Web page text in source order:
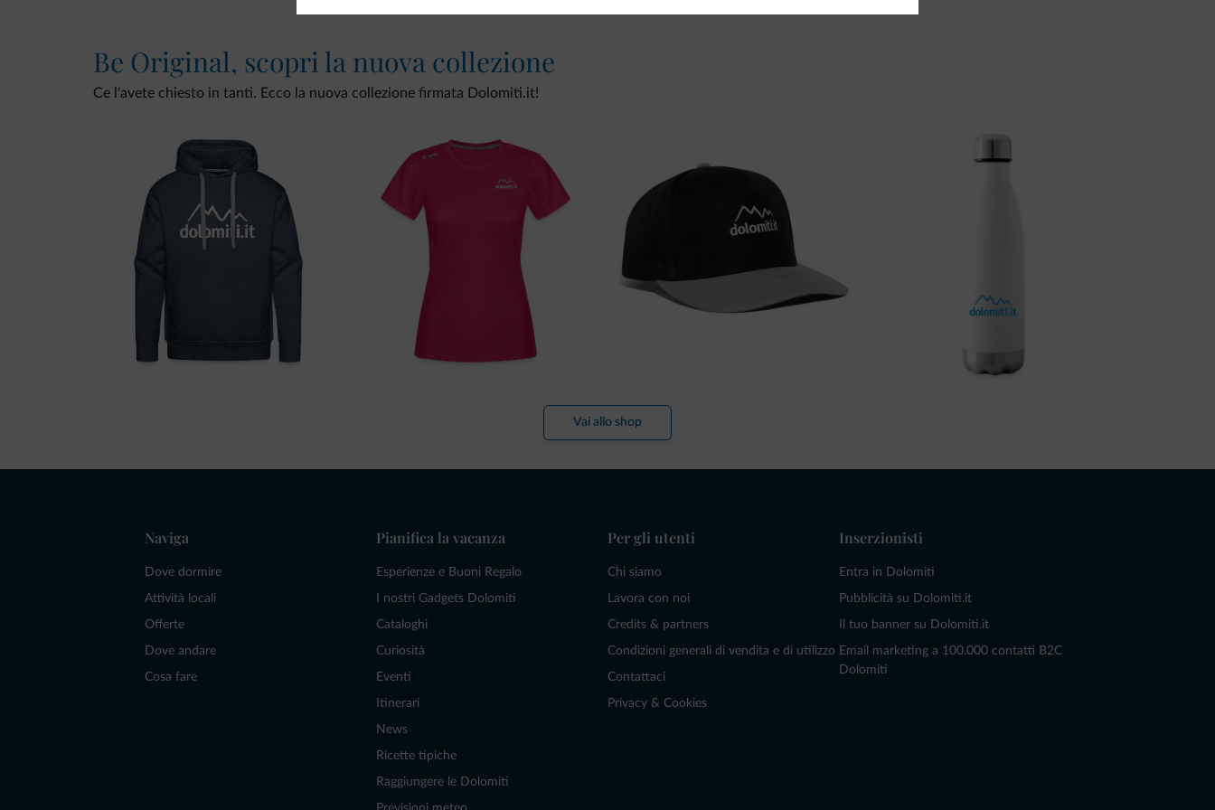
Be Original, scopri la nuova collezione
Ce l'avete chiesto in tanti. Ecco la nuova collezione firmata Dolomiti.it!
Vai allo shop
Naviga
Dove dormire
Attività locali
Offerte
Dove andare
Cosa fare
Pianifica la vacanza
Esperienze e Buoni Regalo
I nostri Gadgets Dolomiti
Cataloghi
Curiosità
Eventi
Itinerari
News
Ricette tipiche
Raggiungere le Dolomiti
Per gli utenti
Chi siamo
Lavora con noi
Credits & partners
Condizioni generali di vendita e di utilizzo
Contattaci
Privacy & Cookies
Inserzionisti
Entra in Dolomiti
Pubblicità su Dolomiti.it
Il tuo banner su Dolomiti.it
Email marketing a 100.000 contatti B2C
Dolomiti